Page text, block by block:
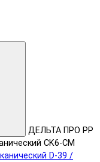
ДЕЛЬТА ПРО PP
CK6-CM